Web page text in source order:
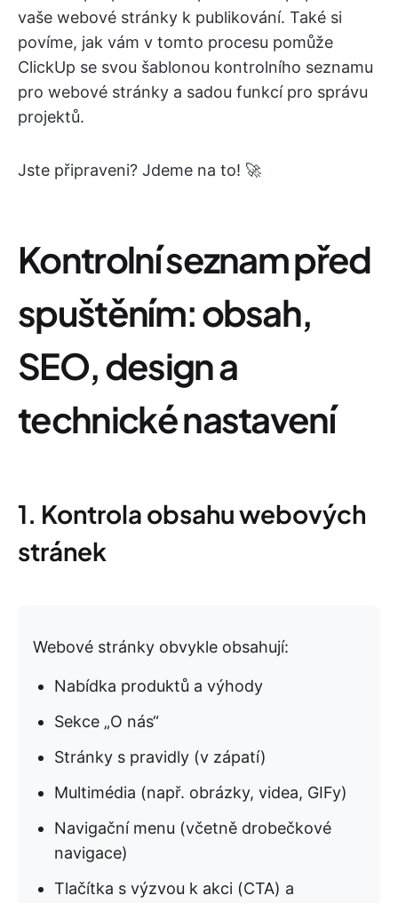
vaše webové stránky k publikování. Také si
povíme, jak vám v tomto procesu pomůže
ClickUp se svou šablonou kontrolního seznamu
pro webové stránky a sadou funkcí pro správu
projektů.
Jste připraveni? Jdeme na to! 🚀
Kontrolní seznam před
spuštěním: obsah,
SEO, design a
technické nastavení
1. Kontrola obsahu webových
stránek
Webové stránky obvykle obsahují:
Nabídka produktů a výhody
Sekce „O nás“
Stránky s pravidly (v zápatí)
Multimédia (např. obrázky, videa, GIFy)
Navigační menu (včetně drobečkové
navigace)
Tlačítka s výzvou k akci (CTA) a